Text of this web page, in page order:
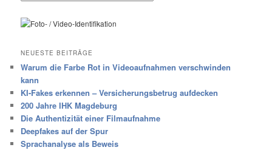
NEUESTE BEITRÄGE
Warum die Farbe Rot in Videoaufnahmen verschwinden
kann
KI-Fakes erkennen – Versicherungsbetrug aufdecken
200 Jahre IHK Magdeburg
Die Authentizität einer Filmaufnahme
Deepfakes auf der Spur
Sprachanalyse als Beweis